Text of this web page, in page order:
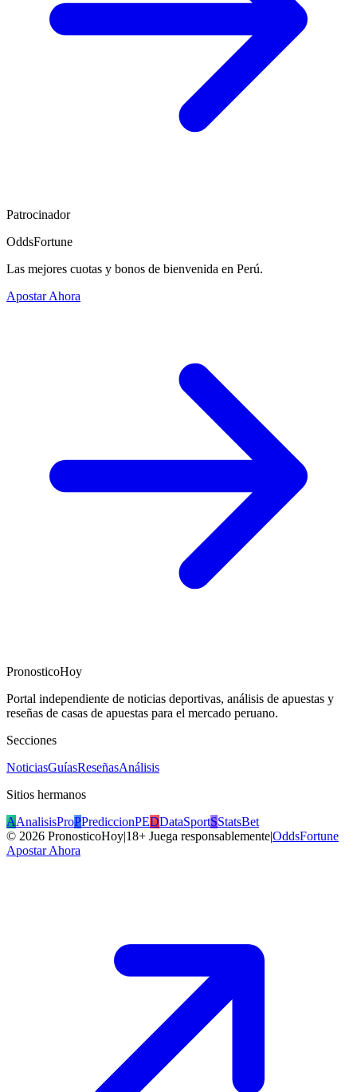
Patrocinador
OddsFortune
Las mejores cuotas y bonos de bienvenida en Perú.
Apostar Ahora
PronosticoHoy
Portal independiente de noticias deportivas, análisis de apuestas y
reseñas de casas de apuestas para el mercado peruano.
Secciones
NoticiasGuíasReseñasAnálisis
Sitios hermanos
AAnalisisProPPrediccionPEDDataSportSStatsBet
© 2026 PronosticoHoy|18+ Juega responsablemente|OddsFortune
Apostar Ahora